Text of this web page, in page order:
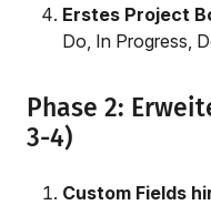
Erstes Project
Do, In Progress,
Phase 2:
3-4)
Custom Fields